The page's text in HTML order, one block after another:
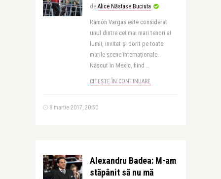
de Alice Năstase Buciuta
Ramón Vargas este considerat
unul dintre cei mai mari tenori ai
lumii, invitat și dorit pe toate
marile scene internaționale.
Născut în Mexic, fiind ..
CITEȘTE ÎN CONTINUARE
8 martie 2017, 20:50
Alexandru Badea: M-am
stăpânit să nu mă